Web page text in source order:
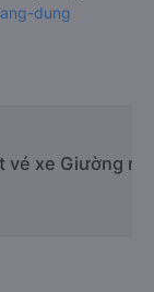
dung
vé xe Giường